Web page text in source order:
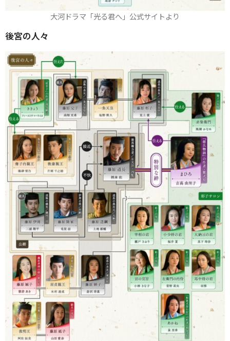
大河ドラマ「光る君へ」公式サイトより
後宮の人々